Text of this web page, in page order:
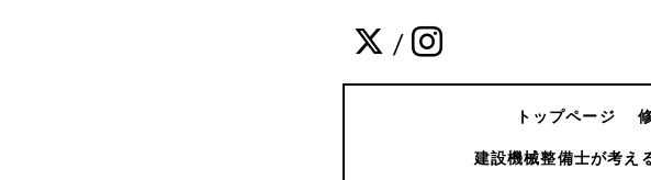
/
トップページ
建設機械整備士が考え